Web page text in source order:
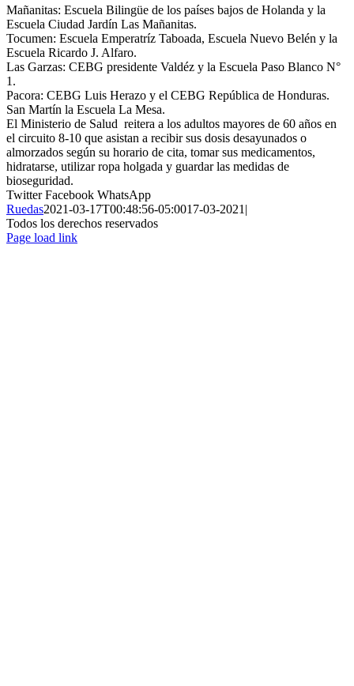
Mañanitas: Escuela Bilingüe de los países bajos de Holanda y la
Escuela Ciudad Jardín Las Mañanitas.
Tocumen: Escuela Emperatríz Taboada, Escuela Nuevo Belén y la
Escuela Ricardo J. Alfaro.
Las Garzas: CEBG presidente Valdéz y la Escuela Paso Blanco N°
1.
Pacora: CEBG Luis Herazo y el CEBG República de Honduras.
San Martín la Escuela La Mesa.
El Ministerio de Salud reitera a los adultos mayores de 60 años en
el circuito 8-10 que asistan a recibir sus dosis desayunados o
almorzados según su horario de cita, tomar sus medicamentos,
hidratarse, utilizar ropa holgada y guardar las medidas de
bioseguridad.
TwitterFacebook WhatsApp
Ruedas2021-03-17T00:48:56-05:0017-03-2021|
Todos los derechos reservados
Page load link